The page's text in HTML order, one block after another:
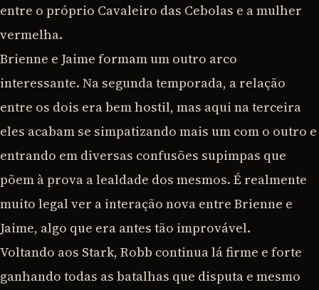
entre o próprio Cavaleiro das Cebolas e a mulher
vermelha.
Brienne e Jaime formam um outro arco
interessante. Na segunda temporada, a relação
entre os dois era bem hostil, mas aqui na terceira
eles acabam se simpatizando mais um com o outro e
entrando em diversas confusões supimpas que
põem à prova a lealdade dos mesmos. É realmente
muito legal ver a interação nova entre Brienne e
Jaime, algo que era antes tão improvável.
Voltando aos Stark, Robb continua lá firme e forte
ganhando todas as batalhas que disputa e mesmo